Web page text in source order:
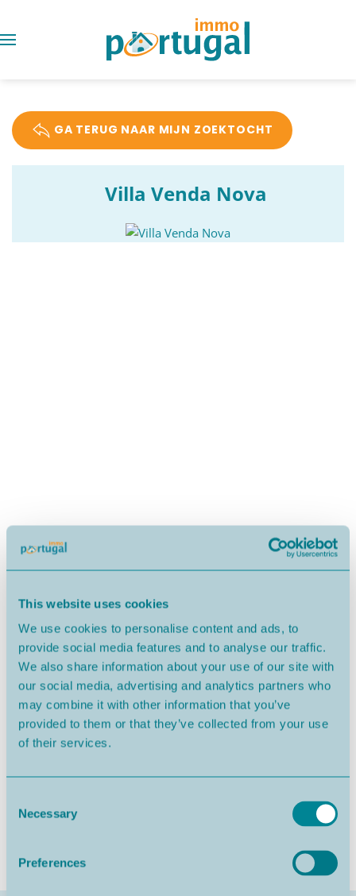
This website uses cookies
We use cookies to personalise content and ads, to
provide social media features and to analyse our traffic.
We also share information about your use of our site with
our social media, advertising and analytics partners who
may combine it with other information that you’ve
provided to them or that they’ve collected from your use
of their services.
Selection
Necessary
Preferences
GA TERUG NAAR MIJN ZOEKTOCHT
Villa Venda Nova